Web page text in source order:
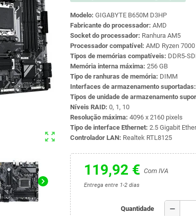
zoom_out_map
chevron_right
Modelo: GIGABYTE B650M D3HP
Fabricante do processador: AMD
Socket do processador: Ranhura AM5
Processador compatível: AMD Ryzen
Tipos de memórias compatíveis: DDR5-
Memória interna máxima: 256 GB
Tipo de ranhuras de memória: DIMM
Interfaces de armazenamento suportadas:
Tipos de unidade de armazenamento
Níveis RAID: 0, 1, 10
Resolução máxima: 4096 x 2160 pixels
Tipo de interface Ethernet: 2.5 Gigabit
Controlador LAN: Realtek RTL8125
119,92 € Com IVA
Entrega entre 1-2 dias
Quantidade remove